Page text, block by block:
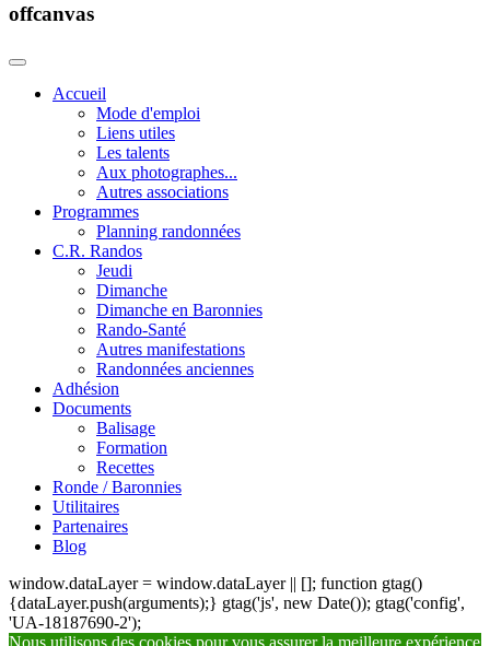
offcanvas
Accueil
Mode d'emploi
Liens utiles
Les talents
Aux photographes...
Autres associations
Programmes
Planning randonnées
C.R. Randos
Jeudi
Dimanche
Dimanche en Baronnies
Rando-Santé
Autres manifestations
Randonnées anciennes
Adhésion
Documents
Balisage
Formation
Recettes
Ronde / Baronnies
Utilitaires
Partenaires
Blog
window.dataLayer = window.dataLayer || []; function gtag()
{dataLayer.push(arguments);} gtag('js', new Date()); gtag('config',
'UA-18187690-2');
Nous utilisons des cookies pour vous assurer la meilleure expérience